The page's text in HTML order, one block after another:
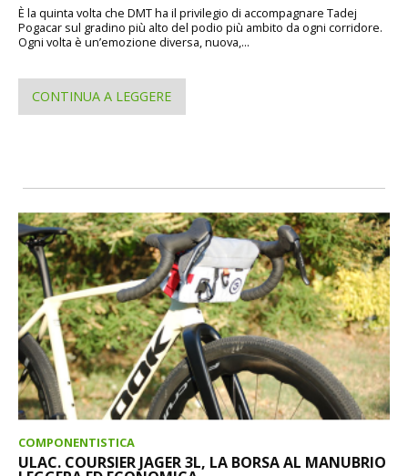
È la quinta volta che DMT ha il privilegio di accompagnare Tadej
Pogacar sul gradino più alto del podio più ambito da ogni corridore.
Ogni volta è un’emozione diversa, nuova,...
CONTINUA A LEGGERE
COMPONENTISTICA
ULAC. COURSIER JAGER 3L, LA BORSA AL MANUBRIO